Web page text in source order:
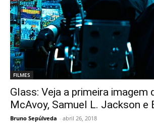
FILMES
Glass: Veja a primeira imagem
McAvoy, Samuel L. Jackson e
Bruno Sepúlveda - abril 26, 2018